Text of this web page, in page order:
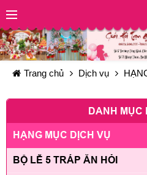
Trang chủ Dịch vụ
DANH MỤC
HẠNG MỤC DỊCH VỤ
BỘ LỄ 5 TRÁP ĂN HỎI